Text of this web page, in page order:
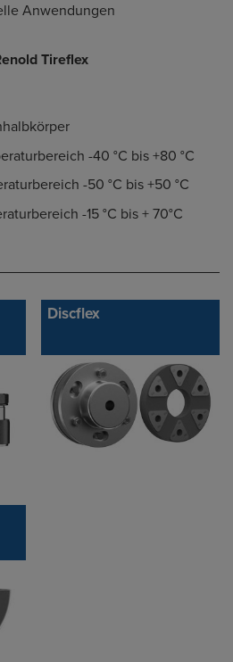
Anwendungen
-40 °C bis +80 °C
-50 °C bis +50 °C
-15 °C bis + 70°C
Discflex